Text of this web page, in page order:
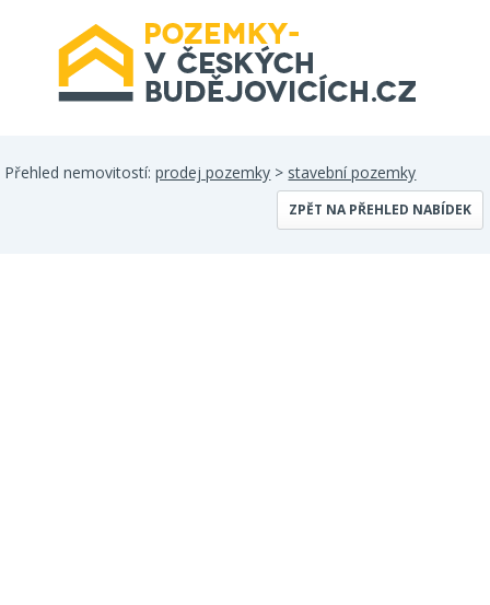
Přehled nemovitostí:prodej pozemky > stavební pozemky
ZPĚT NA PŘEHLED NABÍDEK